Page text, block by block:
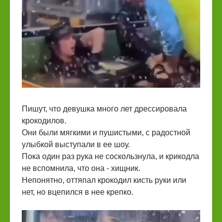
Пишут, что девушка много лет дрессировала
крокодилов.
Они были мягкими и пушистыми, с радостной
улыбкой выступали в ее шоу.
Пока один раз рука не соскользнула, и крикодла
не вспомнила, что она - хищник.
Непонятно, оттяпал крокодил кисть руки или
нет, но вцепился в нее крепко.